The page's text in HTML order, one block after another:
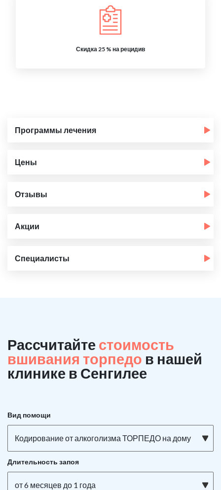
Скидка 25 % на рецидив
Программы лечения
Цены
Отзывы
Акции
Специалисты
Рассчитайте стоимость
вшивания торпедо в нашей
клинике в Сенгилее
Вид помощи
Кодирование от алкоголизма ТОРПЕДО на дому
Длительность запоя
от 6 месяцев до 1 года